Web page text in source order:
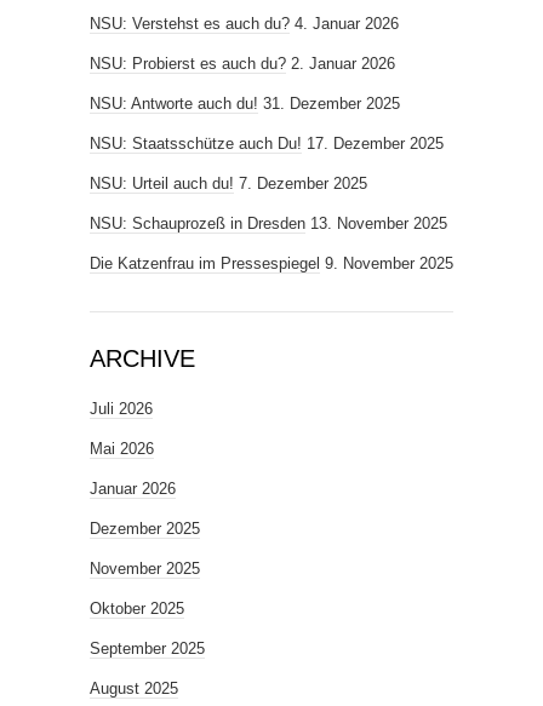
NSU: Verstehst es auch du? 4. Januar 2026
NSU: Probierst es auch du? 2. Januar 2026
NSU: Antworte auch du! 31. Dezember 2025
NSU: Staatsschütze auch Du! 17. Dezember 2025
NSU: Urteil auch du! 7. Dezember 2025
NSU: Schauprozeß in Dresden 13. November 2025
Die Katzenfrau im Pressespiegel 9. November 2025
ARCHIVE
Juli 2026
Mai 2026
Januar 2026
Dezember 2025
November 2025
Oktober 2025
September 2025
August 2025